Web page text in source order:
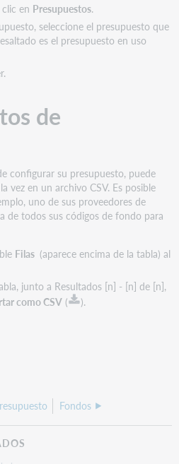
en Presupuestos.
seleccione el presupuesto que
es el presupuesto en uso
de
configurar su presupuesto, puede
vez en un archivo CSV. Es posible
uno de sus proveedores de
de todos sus códigos de fondo para
Filas (aparece encima de la tabla) al
junto a Resultados [n] - [n] de [n],
como CSV( ).
Fondos